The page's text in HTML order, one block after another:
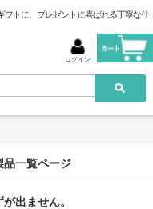
フトに、プレゼントに喜ばれる丁寧な仕
ログイン
品一覧ページ
出ません。